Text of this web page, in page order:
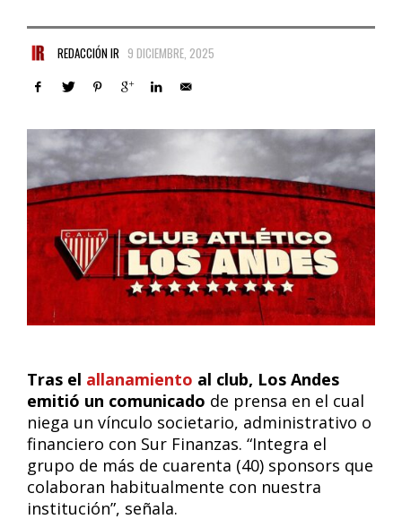
REDACCIÓN IR 9 DICIEMBRE, 2025
Tras el allanamiento al club, Los Andes
emitió un comunicado de prensa en el cual
niega un vínculo societario, administrativo o
financiero con Sur Finanzas. “Integra el
grupo de más de cuarenta (40) sponsors que
colaboran habitualmente con nuestra
institución”, señala.